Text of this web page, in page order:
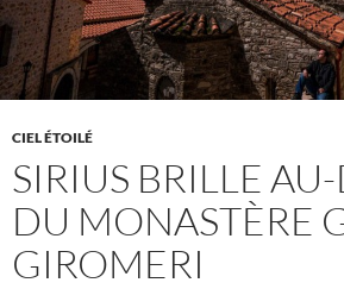
CIEL ÉTOILÉ
SIRIUS BRILLE
DU MONASTÈRE
GIROMERI